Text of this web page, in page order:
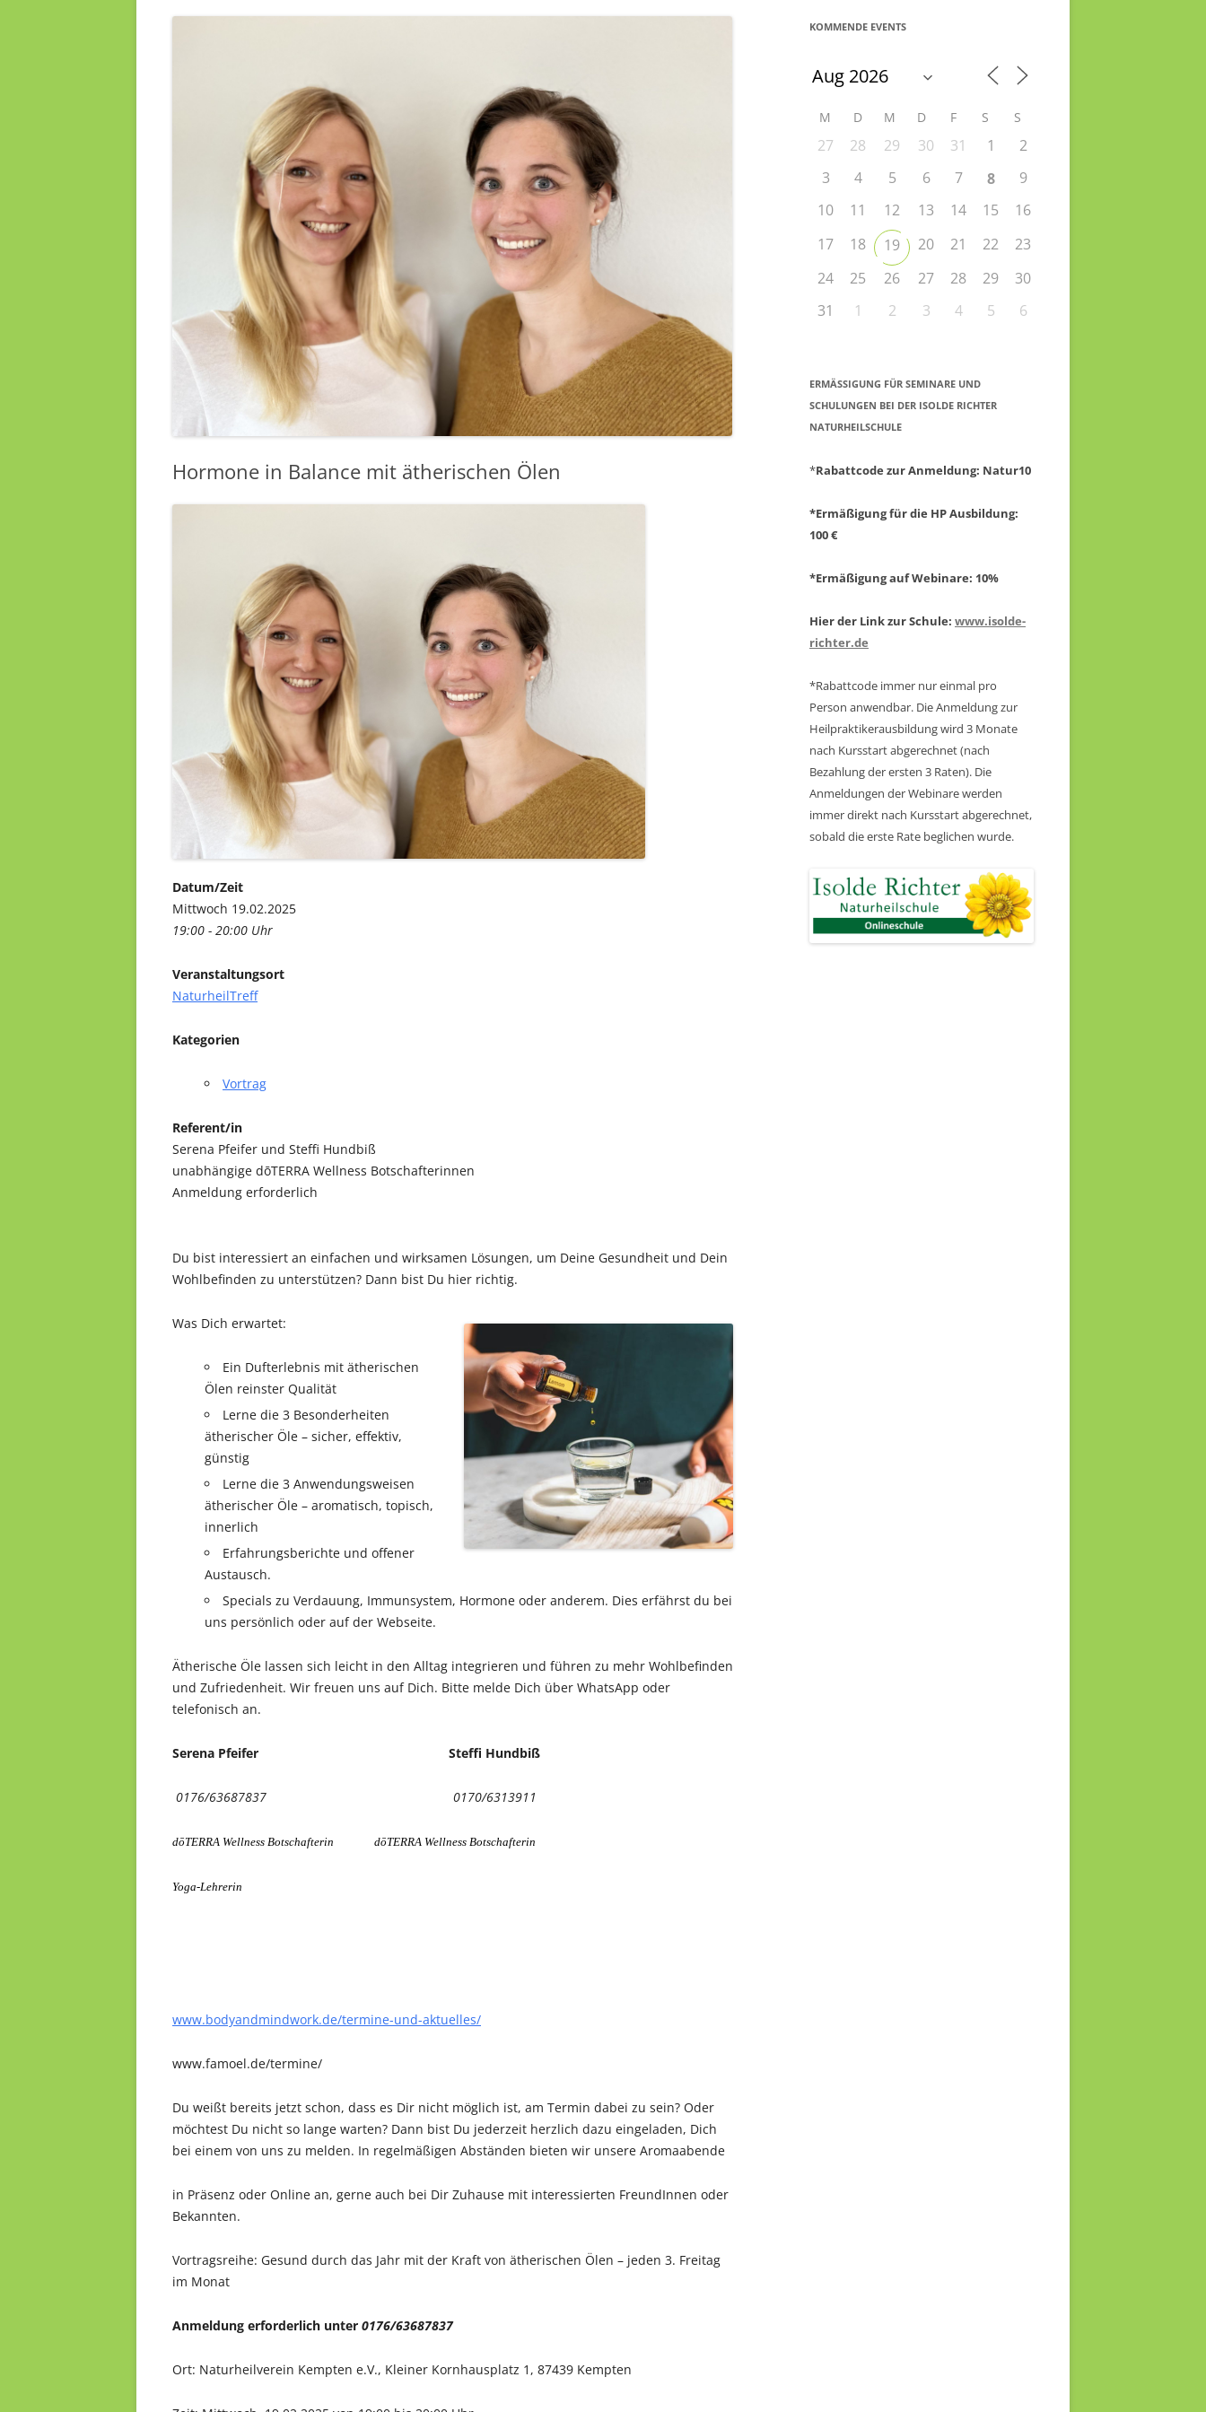
Hormone in Balance mit ätherischen Ölen
Datum/Zeit
Mittwoch 19.02.2025
19:00 - 20:00 Uhr
Veranstaltungsort
NaturheilTreff
Kategorien
Vortrag
Referent/in
Serena Pfeifer und Steffi Hundbiß
unabhängige dōTERRA Wellness Botschafterinnen
Anmeldung erforderlich
Du bist interessiert an einfachen und wirksamen Lösungen, um Deine Gesundheit und Dein
Wohlbefinden zu unterstützen? Dann bist Du hier richtig.
Was Dich erwartet:
Ein Dufterlebnis mit ätherischen
Ölen reinster Qualität
Lerne die 3 Besonderheiten
ätherischer Öle – sicher, effektiv,
günstig
Lerne die 3 Anwendungsweisen
ätherischer Öle – aromatisch, topisch,
innerlich
Erfahrungsberichte und offener
Austausch.
Specials zu Verdauung, Immunsystem, Hormone oder anderem. Dies erfährst du bei
uns persönlich oder auf der Webseite.
Ätherische Öle lassen sich leicht in den Alltag integrieren und führen zu mehr Wohlbefinden
und Zufriedenheit. Wir freuen uns auf Dich. Bitte melde Dich über WhatsApp oder
telefonisch an.
Serena Pfeifer Steffi Hundbiß
0176/63687837 0170/6313911
dōTERRA Wellness Botschafterin dōTERRA Wellness Botschafterin
Yoga-Lehrerin
www.bodyandmindwork.de/termine-und-aktuelles/
www.famoel.de/termine/
Du weißt bereits jetzt schon, dass es Dir nicht möglich ist, am Termin dabei zu sein? Oder
möchtest Du nicht so lange warten? Dann bist Du jederzeit herzlich dazu eingeladen, Dich
bei einem von uns zu melden. In regelmäßigen Abständen bieten wir unsere Aromaabende
in Präsenz oder Online an, gerne auch bei Dir Zuhause mit interessierten FreundInnen oder
Bekannten.
Vortragsreihe: Gesund durch das Jahr mit der Kraft von ätherischen Ölen – jeden 3. Freitag
im Monat
Anmeldung erforderlich unter 0176/63687837
Ort: Naturheilverein Kempten e.V., Kleiner Kornhausplatz 1, 87439 Kempten
KOMMENDE EVENTS
M D M D F S S
27 28 29 30 31 1
2
3
4 5 6 7 8
9
10
11 12 13 14 15
16
17
18 19 20 21 22
23
24
25 26 27 28 29
30
31
1 2 3 4 5 6
ERMÄSSIGUNG FÜR SEMINARE UND S
CHULUNGEN BEI DER ISOLDE RICHTER N
ATURHEILSCHULE
*Rabattcode zur Anmeldung: Natur10
*Ermäßigung für die HP Ausbildung:
100 €
*Ermäßigung auf Webinare: 10%
Hier der Link zur Schule: www.isolde-
richter.de
*Rabattcode immer nur einmal pro
Person anwendbar. Die Anmeldung zur
Heilpraktikerausbildung wird 3 Monate
nach Kursstart abgerechnet(nach
Bezahlung der ersten 3 Raten). Die
Anmeldungen der Webinare werden
immer direkt nach Kursstart abgerechnet,
sobald die erste Rate beglichen wurde.